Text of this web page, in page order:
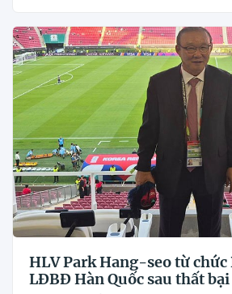
HLV Park Hang-seo từ chức
LĐBĐ Hàn Quốc sau thất